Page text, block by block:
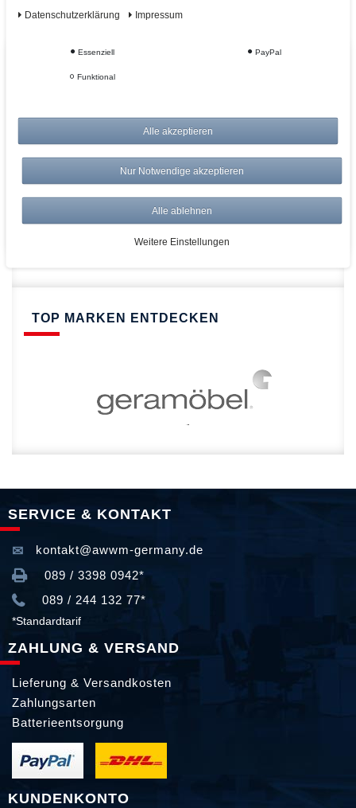
Risikolos: 14 Tage Rückgabe
Über 20.000 Artikel
Schnelle Lieferung
TOP MARKEN ENTDECKEN
SERVICE & KONTAKT
kontakt@awwm-germany.de
089 / 3398 0942*
089 / 244 132 77*
*Standardtarif
ZAHLUNG & VERSAND
Lieferung & Versandkosten
Zahlungsarten
Batterieentsorgung
KUNDENKONTO
Daten­schutz­erklärung Impressum
Essenziell PayPal
Funktional
Alle akzeptieren
Nur Notwendige akzeptieren
Alle ablehnen
Weitere Einstellungen